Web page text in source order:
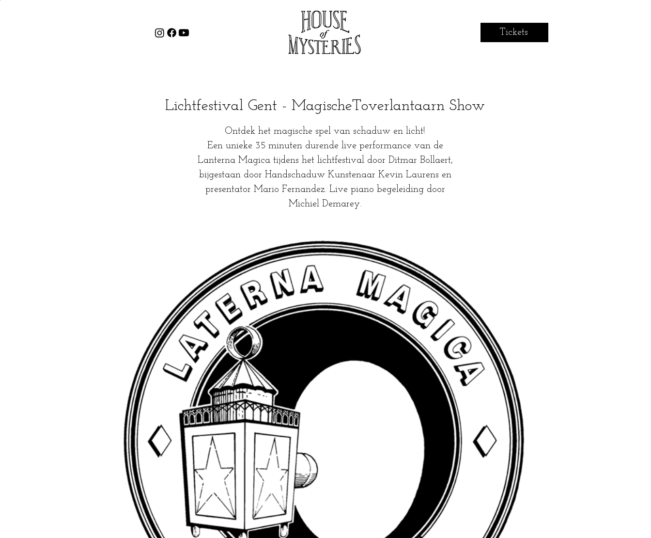
Tickets
Lichtfestival Gent - MagischeToverlantaarn Show
Ontdek het magische spel van schaduw en licht!
Een unieke 35 minuten durende live performance van de
Lanterna Magica tijdens het lichtfestival door Ditmar Bollaert,
bijgestaan door Handschaduw Kunstenaar Kevin Laurens en
presentator Mario Fernandez. Live piano begeleiding door
Michiel Demarey.